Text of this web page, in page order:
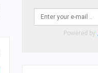
Powered by